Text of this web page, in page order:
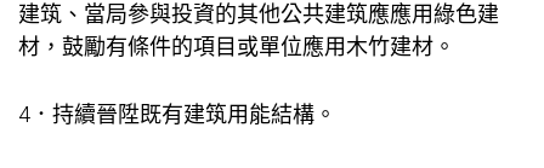
建筑、當局參與投資的其他公共建筑應應用綠色建
材，鼓勵有條件的項目或單位應用木竹建材。
4．持續晉陞既有建筑用能結構。